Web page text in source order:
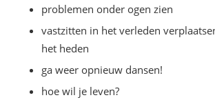
problemen onder ogen zien
vastzitten in het verleden
het heden
ga weer opnieuw dansen!
hoe wil je leven?